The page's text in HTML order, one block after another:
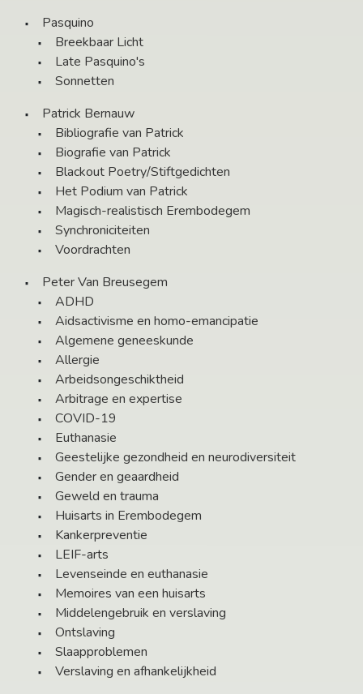
Pasquino
Breekbaar Licht
Late Pasquino's
Sonnetten
Patrick Bernauw
Bibliografie van Patrick
Biografie van Patrick
Blackout Poetry/Stiftgedichten
Het Podium van Patrick
Magisch-realistisch Erembodegem
Synchroniciteiten
Voordrachten
Peter Van Breusegem
ADHD
Aidsactivisme en homo-emancipatie
Algemene geneeskunde
Allergie
Arbeidsongeschiktheid
Arbitrage en expertise
COVID-19
Euthanasie
Geestelijke gezondheid en neurodiversiteit
Gender en geaardheid
Geweld en trauma
Huisarts in Erembodegem
Kankerpreventie
LEIF-arts
Levenseinde en euthanasie
Memoires van een huisarts
Middelengebruik en verslaving
Ontslaving
Slaapproblemen
Verslaving en afhankelijkheid